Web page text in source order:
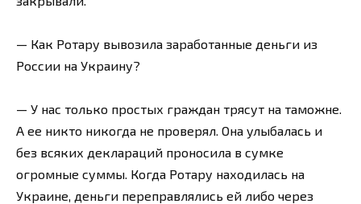
— Как Ротару вывозила заработанные деньги из
России на Украину?
— У нас только простых граждан трясут на таможне.
А ее никто никогда не проверял. Она улыбалась и
без всяких деклараций проносила в сумке
огромные суммы. Когда Ротару находилась на
Украине, деньги переправлялись ей либо через